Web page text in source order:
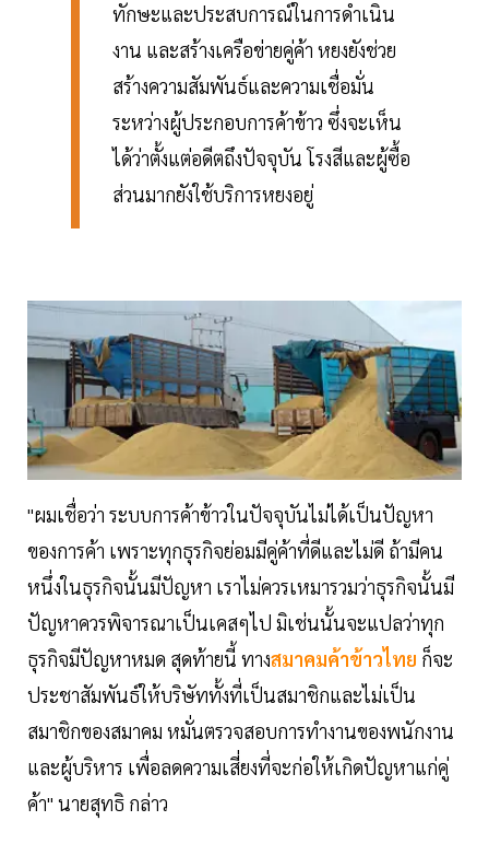
ทักษะและประสบการณ์ในการดำเนิน
งาน และสร้างเครือข่ายคู่ค้า หยงยังช่วย
สร้างความสัมพันธ์และความเชื่อมั่น
ระหว่างผู้ประกอบการค้าข้าว ซึ่งจะเห็น
ได้ว่าตั้งแต่อดีตถึงปัจจุบัน โรงสีและผู้ซื้อ
ส่วนมากยังใช้บริการหยงอยู่
"ผมเชื่อว่า ระบบการค้าข้าวในปัจจุบันไม่ได้เป็นปัญหา
ของการค้า เพราะทุกธุรกิจย่อมมีคู่ค้าที่ดีและไม่ดี ถ้ามีคน
หนึ่งในธุรกิจนั้นมีปัญหา เราไม่ควรเหมารวมว่าธุรกิจนั้นมี
ปัญหาควรพิจารณาเป็นเคสๆไป มิเช่นนั้นจะแปลว่าทุก
ธุรกิจมีปัญหาหมด สุดท้ายนี้ ทางสมาคมค้าข้าวไทย ก็จะ
ประชาสัมพันธ์ให้บริษัททั้งที่เป็นสมาชิกและไม่เป็น
สมาชิกของสมาคม หมั่นตรวจสอบการทำงานของพนักงาน
และผู้บริหาร เพื่อลดความเสี่ยงที่จะก่อให้เกิดปัญหาแก่คู่
ค้า" นายสุทธิ กล่าว